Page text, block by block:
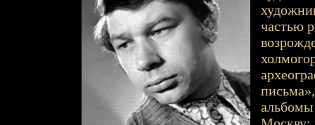
частью
альбомы